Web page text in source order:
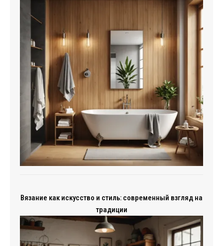
Вязание как искусство и стиль: современный взгляд на
традиции